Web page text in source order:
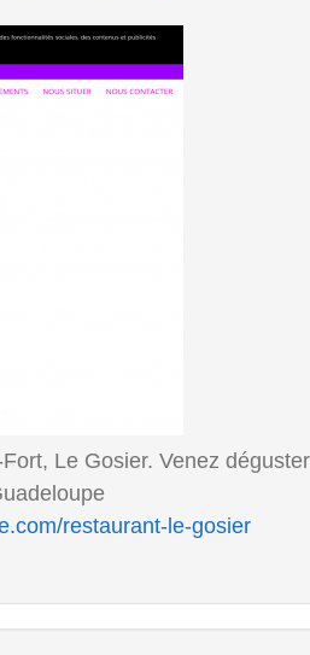
Le Gosier. Venez
restaurant-le-gosier